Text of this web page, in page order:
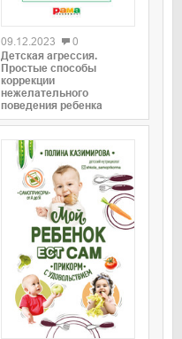
09.12.2023
0
Детская агрессия.
Простые способы
коррекции
нежелательного
поведения ребенка